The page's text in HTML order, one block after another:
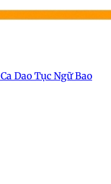
Ca Dao Tục NgữBao